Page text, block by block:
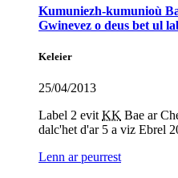
Kumuniezh-kumunioù
Gwinevez o deus bet ul
Keleier
25/04/2013
Label 2 evit KK Bae ar
dalc'het d'ar 5 a viz Ebrel
Lenn ar peurrest